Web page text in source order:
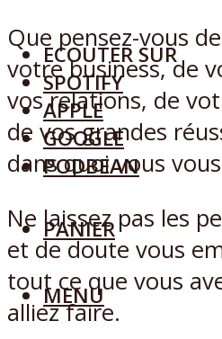
ECOUTER SUR
SPOTIFY
APPLE
GOOGLE
PODBEAN
PANIER
MENU
Que pensez-vous
votre business, de
vos relations, de
de vos grandes
dans quoi vous
Ne laissez pas les
et de doute vous
tout ce que vous
alliez faire.